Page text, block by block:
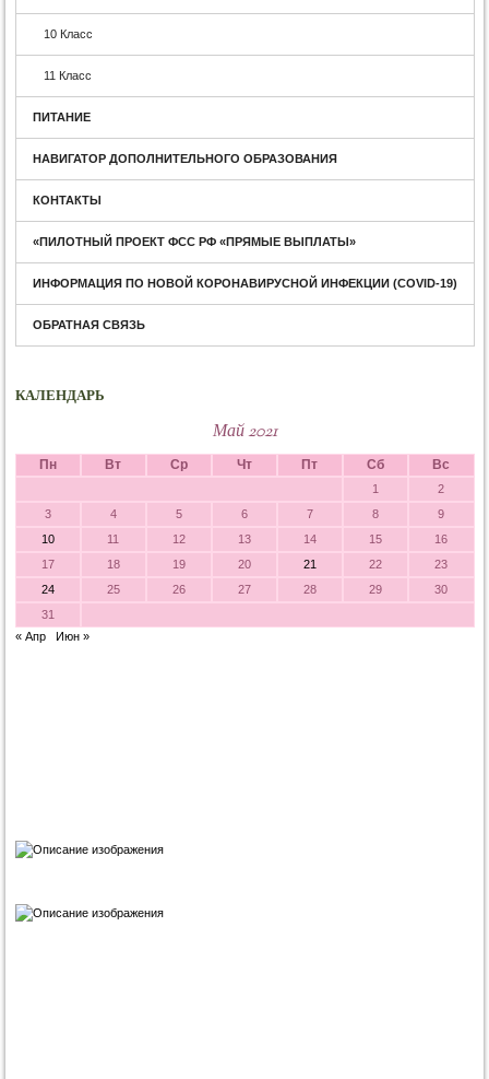
10 Класс
11 Класс
ПИТАНИЕ
НАВИГАТОР ДОПОЛНИТЕЛЬНОГО ОБРАЗОВАНИЯ
КОНТАКТЫ
«ПИЛОТНЫЙ ПРОЕКТ ФСС РФ «ПРЯМЫЕ ВЫПЛАТЫ»
ИНФОРМАЦИЯ ПО НОВОЙ КОРОНАВИРУСНОЙ ИНФЕКЦИИ (COVID-19)
ОБРАТНАЯ СВЯЗЬ
КАЛЕНДАРЬ
Май 2021
Пн Вт Ср Чт Пт Сб Вс
1
2
3
4 5 6 7 8
9
10
11 12 13 14 15
16
17
18 19 20 21 22
23
24
25 26 27 28 29
30
31
« Апр
Июн »